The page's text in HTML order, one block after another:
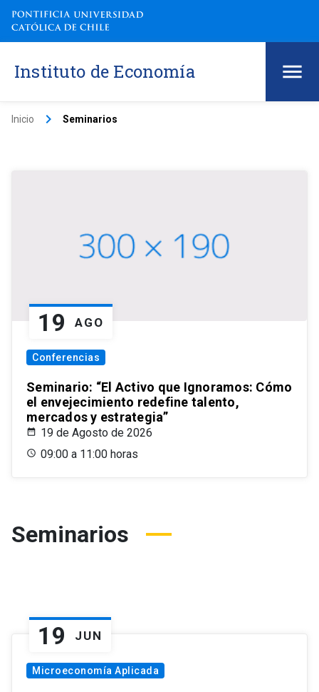
Instituto de Economía
Inicio keyboard_arrow_right Seminarios
19 AGO
Conferencias
Seminario: “El Activo que Ignoramos: Cómo
el envejecimiento redefine talento,
mercados y estrategia”
19 de Agosto de 2026
09:00 a 11:00 horas
Seminarios
19 JUN
Microeconomía Aplicada